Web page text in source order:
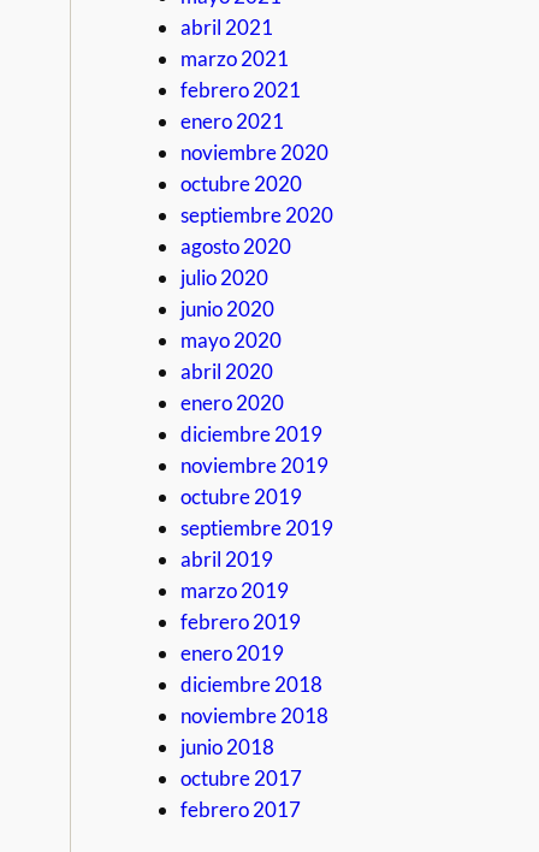
abril 2021
marzo 2021
febrero 2021
enero 2021
noviembre 2020
octubre 2020
septiembre 2020
agosto 2020
julio 2020
junio 2020
mayo 2020
abril 2020
enero 2020
diciembre 2019
noviembre 2019
octubre 2019
septiembre 2019
abril 2019
marzo 2019
febrero 2019
enero 2019
diciembre 2018
noviembre 2018
junio 2018
octubre 2017
febrero 2017